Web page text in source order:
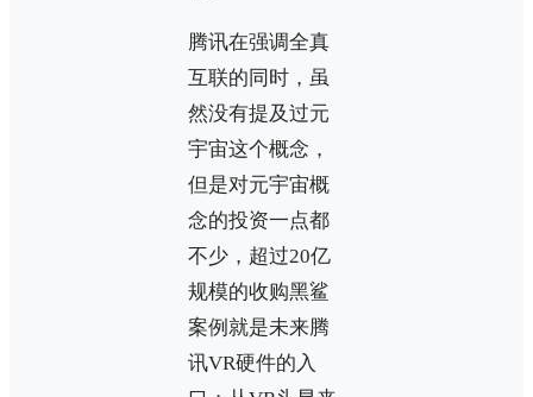
腾讯在强调全真
互联的同时，虽
然没有提及过元
宇宙这个概念，
但是对元宇宙概
念的投资一点都
不少，超过20亿
规模的收购黑鲨
案例就是未来腾
讯VR硬件的入